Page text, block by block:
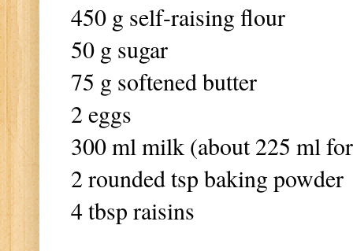
450 g self-raising flour
50 g sugar
75 g softened butter
2 eggs
300 ml milk (about 225 ml
2 rounded tsp baking powder
4 tbsp raisins